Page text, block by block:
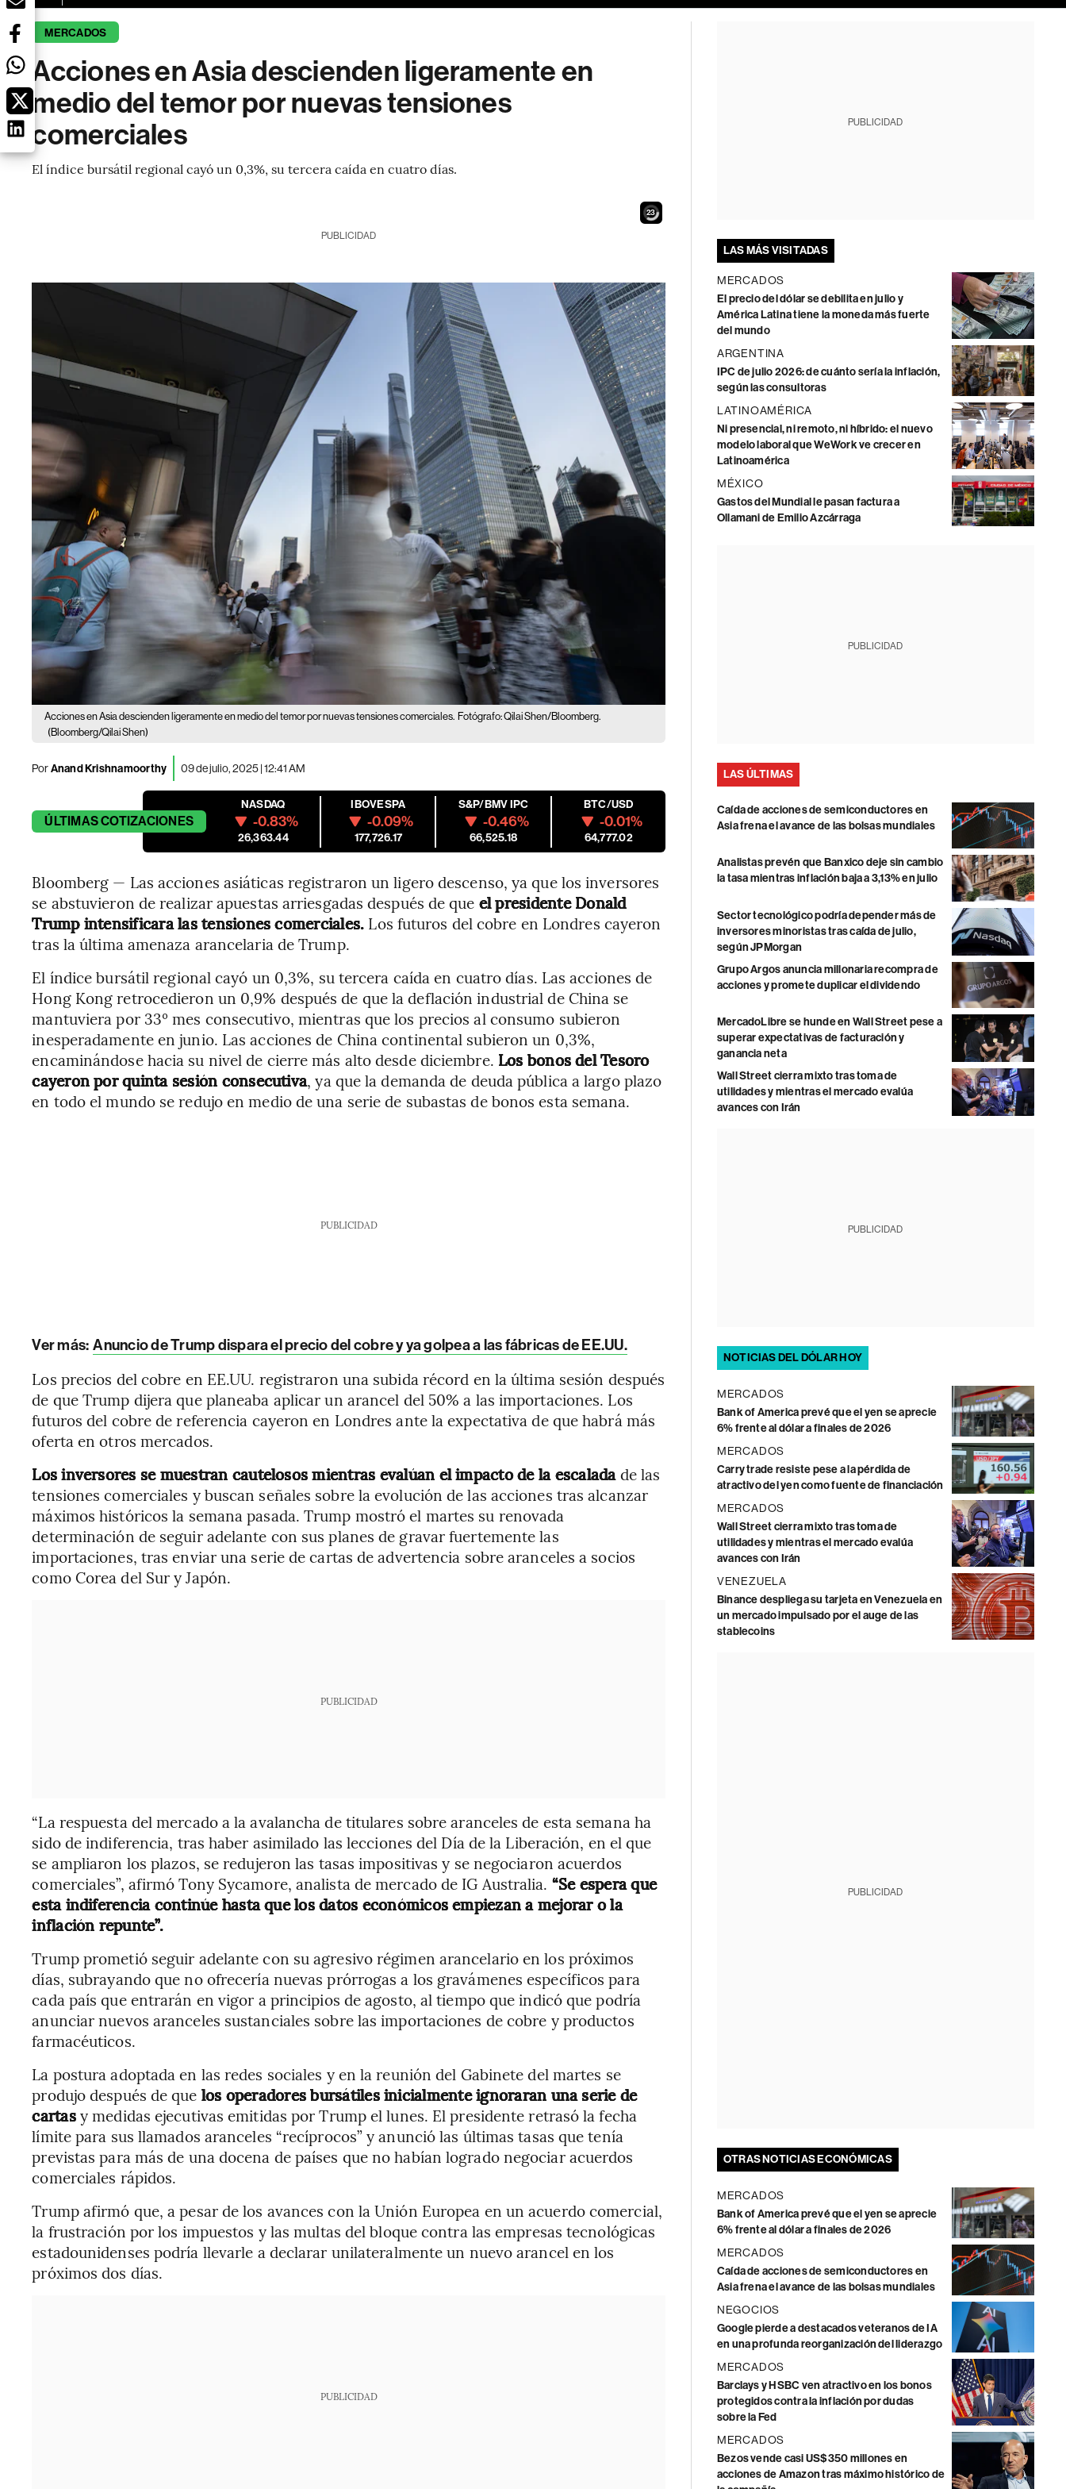
MERCADOS
Acciones en Asia descienden ligeramente en
medio del temor por nuevas tensiones
comerciales
El índice bursátil regional cayó un 0,3%, su tercera caída en cuatro días.
22
PUBLICIDAD
Acciones en Asia descienden ligeramente en medio del temor por nuevas tensiones comerciales. Fotógrafo: Qilai Shen/Bloomberg.
(Bloomberg/Qilai Shen)
PorAnand Krishnamoorthy 09 de julio, 2025 | 12:41 AM
ÚLTIMASCOTIZACIONES
NASDAQ
-0.83%
26,363.44
IBOVESPA
-0.09%
177,726.17
S&P/BMV IPC
-0.46%
66,525.18
BTC/USD
-0.01%
64,777.02
Bloomberg — Las acciones asiáticas registraron un ligero descenso, ya que los inversores
se abstuvieron de realizar apuestas arriesgadas después de que el presidente Donald
Trump intensificara las tensiones comerciales. Los futuros del cobre en Londres cayeron
tras la última amenaza arancelaria de Trump.
El índice bursátil regional cayó un 0,3%, su tercera caída en cuatro días. Las acciones de
Hong Kong retrocedieron un 0,9% después de que la deflación industrial de China se
mantuviera por 33º mes consecutivo, mientras que los precios al consumo subieron
inesperadamente en junio. Las acciones de China continental subieron un 0,3%,
encaminándose hacia su nivel de cierre más alto desde diciembre. Los bonos del Tesoro
cayeron por quinta sesión consecutiva, ya que la demanda de deuda pública a largo plazo
en todo el mundo se redujo en medio de una serie de subastas de bonos esta semana.
PUBLICIDAD
Ver más: Anuncio de Trump dispara el precio del cobre y ya golpea a las fábricas de EE.UU.
Los precios del cobre en EE.UU. registraron una subida récord en la última sesión después
de que Trump dijera que planeaba aplicar un arancel del 50% a las importaciones. Los
futuros del cobre de referencia cayeron en Londres ante la expectativa de que habrá más
oferta en otros mercados.
Los inversores se muestran cautelosos mientras evalúan el impacto de la escaladade las
tensiones comerciales y buscan señales sobre la evolución de las acciones tras alcanzar
máximos históricos la semana pasada. Trump mostró el martes su renovada
determinación de seguir adelante con sus planes de gravar fuertemente las
importaciones, tras enviar una serie de cartas de advertencia sobre aranceles a socios
como Corea del Sur y Japón.
PUBLICIDAD
“La respuesta del mercado a la avalancha de titulares sobre aranceles de esta semana ha
sido de indiferencia, tras haber asimilado las lecciones del Día de la Liberación, en el que
se ampliaron los plazos, se redujeron las tasas impositivas y se negociaron acuerdos
comerciales”, afirmó Tony Sycamore, analista de mercado de IG Australia. “Se espera que
esta indiferencia continúe hasta que los datos económicos empiezan a mejorar o la
inflación repunte”.
Trump prometió seguir adelante con su agresivo régimen arancelario en los próximos
días, subrayando que no ofrecería nuevas prórrogas a los gravámenes específicos para
cada país que entrarán en vigor a principios de agosto, al tiempo que indicó que podría
anunciar nuevos aranceles sustanciales sobre las importaciones de cobre y productos
farmacéuticos.
La postura adoptada en las redes sociales y en la reunión del Gabinete del martes se
produjo después de que los operadores bursátiles inicialmente ignoraran una serie de
cartasy medidas ejecutivas emitidas por Trump el lunes. El presidente retrasó la fecha
límite para sus llamados aranceles “recíprocos” y anunció las últimas tasas que tenía
previstas para más de una docena de países que no habían logrado negociar acuerdos
comerciales rápidos.
Trump afirmó que, a pesar de los avances con la Unión Europea en un acuerdo comercial,
la frustración por los impuestos y las multas del bloque contra las empresas tecnológicas
estadounidenses podría llevarle a declarar unilateralmente un nuevo arancel en los
próximos dos días.
PUBLICIDAD
PUBLICIDAD
LAS MÁS VISITADAS
MERCADOS
El precio del dólar se debilita en julio y
América Latina tiene la moneda más fuerte
del mundo
ARGENTINA
IPC de julio 2026: de cuánto sería la inflación,
según las consultoras
LATINOAMÉRICA
Ni presencial, ni remoto, ni híbrido: el nuevo
modelo laboral que WeWork ve crecer en
Latinoamérica
MÉXICO
Gastos del Mundial le pasan factura a
Ollamani de Emilio Azcárraga
PUBLICIDAD
LAS ÚLTIMAS
Caída de acciones de semiconductores en
Asia frena el avance de las bolsas mundiales
Analistas prevén que Banxico deje sin cambio
la tasa mientras inflación baja a 3,13% en julio
Sector tecnológico podría depender más de
inversores minoristas tras caída de julio,
según JPMorgan
Grupo Argos anuncia millonaria recompra de
acciones y promete duplicar el dividendo
MercadoLibre se hunde en Wall Street pese a
superar expectativas de facturación y
ganancia neta
Wall Street cierra mixto tras toma de
utilidades y mientras el mercado evalúa
avances con Irán
PUBLICIDAD
NOTICIAS DEL DÓLAR HOY
MERCADOS
Bank of America prevé que el yen se aprecie
6% frente al dólar a finales de 2026
MERCADOS
Carry trade resiste pese a la pérdida de
atractivo del yen como fuente de financiación
MERCADOS
Wall Street cierra mixto tras toma de
utilidades y mientras el mercado evalúa
avances con Irán
VENEZUELA
Binance despliega su tarjeta en Venezuela en
un mercado impulsado por el auge de las
stablecoins
PUBLICIDAD
OTRAS NOTICIAS ECONÓMICAS
MERCADOS
Bank of America prevé que el yen se aprecie
6% frente al dólar a finales de 2026
MERCADOS
Caída de acciones de semiconductores en
Asia frena el avance de las bolsas mundiales
NEGOCIOS
Google pierde a destacados veteranos de IA
en una profunda reorganización del liderazgo
MERCADOS
Barclays y HSBC ven atractivo en los bonos
protegidos contra la inflación por dudas
sobre la Fed
MERCADOS
Bezos vende casi US$350 millones en
acciones de Amazon tras máximo histórico de